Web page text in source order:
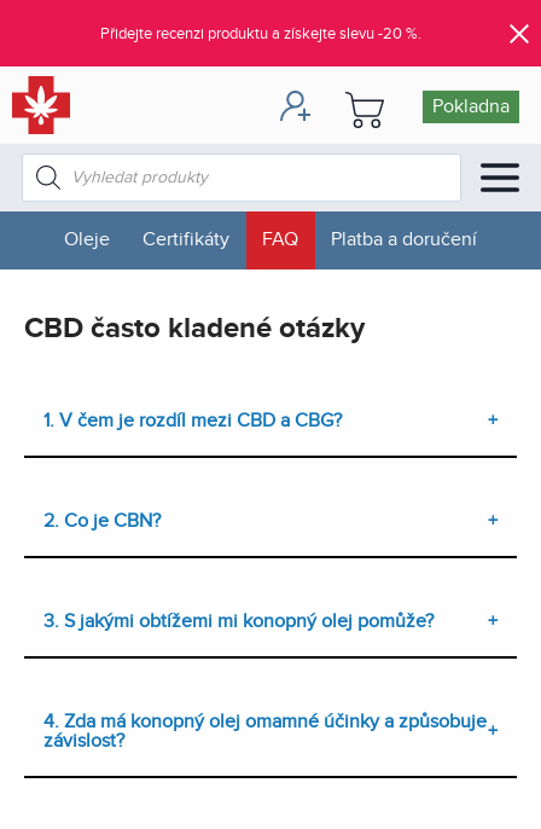
Přidejte recenzi produktu a získejte slevu -20 %.
Pokladna
Products
search
Oleje Certifikáty FAQ Platba a doručení
CBD často kladené otázky
1. V čem je rozdíl mezi CBD a CBG?
2. Co je CBN?
3. S jakými obtížemi mi konopný olej pomůže?
4. Zda má konopný olej omamné účinky a způsobuje
závislost?